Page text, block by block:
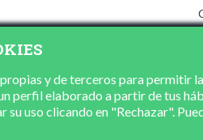
y de terceros para permitir
perfil elaborado a partir de tus
su uso clicando en "Rechazar".